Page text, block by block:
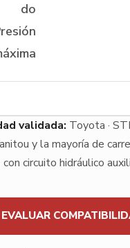
do
validada: Toyota ·
y la mayoría de
con circuito hidráulico
EVALUAR